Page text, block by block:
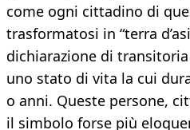
come ogni cittadino di
trasformatosi in “terra
dichiarazione di
uno stato di vita la cui
o anni. Queste persone,
il simbolo forse più